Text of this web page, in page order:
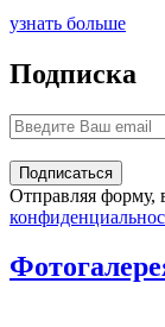
узнать больше
Подписка
Отправляя форму,